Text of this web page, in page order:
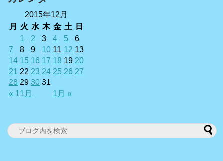
2015年12月
月
火 水 木 金 土 日
« 11月 1月 »
1 2 3 4 5
6
7
8 9 10 11 12 13
14 15 16 17 18 19 20
21 22 23 24 25 26 27
28 29 30 31